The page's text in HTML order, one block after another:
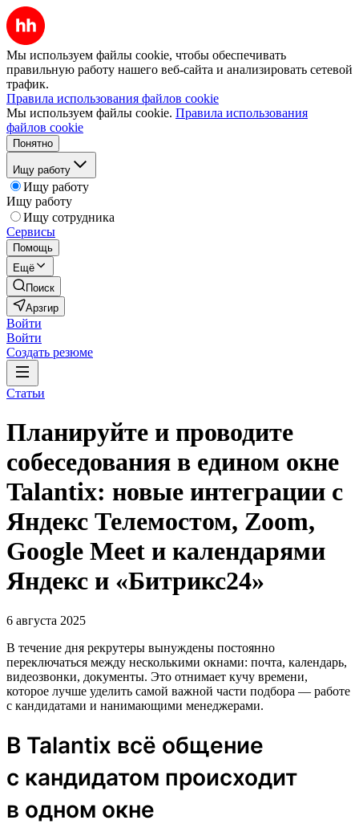
Мы используем файлы cookie, чтобы обеспечивать
правильную работу нашего веб-сайта и анализировать сетевой
трафик.
Правила использования файлов cookie
Мы используем файлы cookie. Правила использования
файлов cookie
Понятно
Ищу работу
Ищу работу
Ищу работу
Ищу сотрудника
Сервисы
Помощь
Ещё
Поиск
Арзгир
Войти
Войти
Создать резюме
Статьи
Планируйте и проводите
собеседования в едином окне
Talantix: новые интеграции с
Яндекс Телемостом, Zoom,
Google Meet и календарями
Яндекс и «Битрикс24»
6 августа 2025
В течение дня рекрутеры вынуждены постоянно
переключаться между несколькими окнами: почта, календарь,
видеозвонки, документы. Это отнимает кучу времени,
которое лучше уделить самой важной части подбора — работе
с кандидатами и нанимающими менеджерами.
В Talantix всё общение
с кандидатом происходит
в одном окне